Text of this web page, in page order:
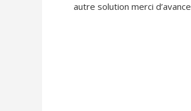
autre solution merci d’avance